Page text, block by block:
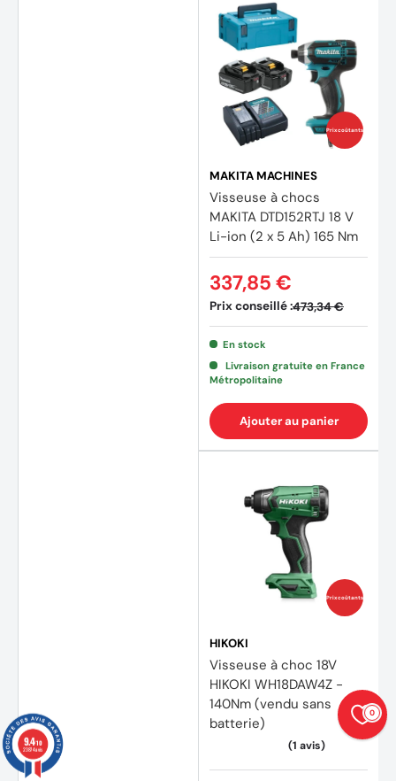
Prix coûtants
MAKITA MACHINES
Visseuse à chocs
MAKITA DTD152RTJ 18 V
Li-ion (2 x 5 Ah) 165 Nm
Prix conseillé :473,34 €
337,85 €
En stock
Livraison gratuite en France
Métropolitaine
Ajouter au panier
Prix coûtants
HIKOKI
Visseuse à choc 18V
HIKOKI WH18DAW4Z -
140Nm (vendu sans
batterie)
0
9.4/10
23874 avis